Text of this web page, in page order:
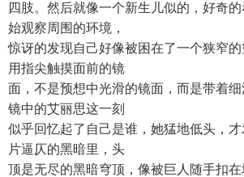
四肢。然后就像一个新生儿似的，好奇
始观察周围的环境，
惊讶的发现自己好像被困在了一个狭窄
用指尖触摸面前的镜
面，不是预想中光滑的镜面，而是带着细
镜中的艾丽思这一刻
似乎回忆起了自己是谁，她猛地低头，
片逼仄的黑暗里，头
顶是无尽的黑暗穹顶，像被巨人随手扣